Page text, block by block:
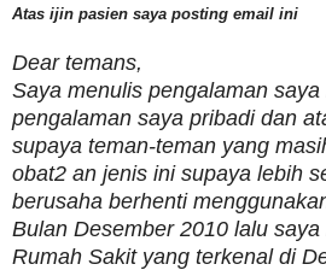
Atas ijin pasien saya posting email ini
Dear temans,
Saya menulis pengalaman
pengalaman saya pribadi dan
supaya teman-teman yang
obat2 an jenis ini supaya lebih
berusaha berhenti
Bulan Desember 2010 lalu
Rumah Sakit yang terkenal di